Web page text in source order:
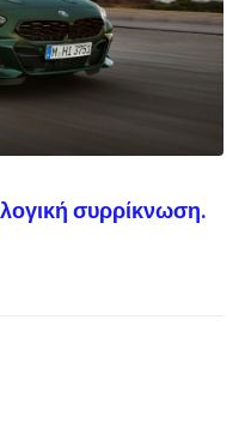
© enkinisi.gr
συρρίκνωση.